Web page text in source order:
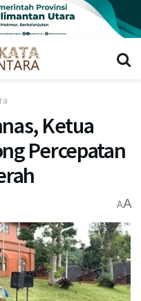
Ketua
Percepatan
AA